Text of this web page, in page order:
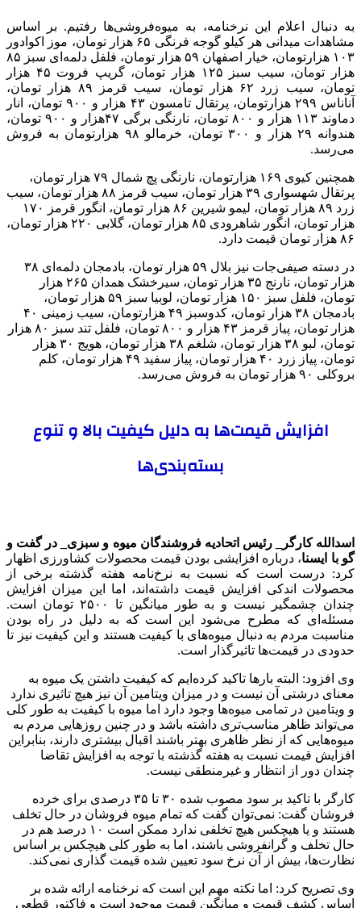
به دنبال اعلام این نرخنامه، به میوه‌فروشی‌ها رفتیم. بر اساس
مشاهدات میدانی هر کیلو گوجه فرنگی ۶۵ هزار تومان، موز اکوادور
۱۰۳ هزارتومان، خیار اصفهان ۵۹ هزار تومان، فلفل دلمه‌ای سبز ۸۵
هزار تومان، سیب سبز ۱۲۵ هزار تومان، گریپ فروت ۴۵ هزار
تومان، سیب زرد ۶۲ هزار تومان، سیب قرمز ۸۹ هزار تومان،
آناناس ۲۹۹ هزارتومان، پرتقال تامسون ۴۳ هزار و ۹۰۰ تومان، انار
دماوند ۱۱۳ هزار و ۸۰۰ تومان، نارنگی برگی ۴۷هزار و ۹۰۰ تومان،
هندوانه ۲۹ هزار و ۳۰۰ تومان، خرمالو ۹۸ هزارتومان به فروش
می‌رسد.
همچنین کیوی ۱۶۹ هزارتومان، نارنگی پچ شمال ۷۹ هزار تومان،
پرتقال شهسواری ۳۹ هزار تومان، سیب قرمز ۸۸ هزار تومان، سیب
زرد ۸۹ هزار تومان، لیمو شیرین ۸۶ هزار تومان، انگور قرمز ۱۷۰
هزار تومان، انگور شاهرودی ۸۵ هزار تومان، گلابی ۲۲۰ هزار تومان،
۸۶ هزار تومان قیمت دارد.
در دسته صیفی‌جات نیز بلال ۵۹ هزار تومان، بادمجان دلمه‌ای ۳۸
هزار تومان، نارنج ۳۵ هزار تومان، سیرخشک همدان ۲۶۵ هزار
تومان، فلفل سبز ۱۵۰ هزار تومان، لوبیا سبز ۵۹ هزار تومان،
بادمجان ۳۸ هزار تومان، کدوسبز ۴۹ هزارتومان، سیب زمینی ۴۰
هزار تومان، پیاز قرمز ۴۳ هزار و ۸۰۰ تومان، فلفل تند سبز ۸۰ هزار
تومان، لبو ۳۸ هزار تومان، شلغم ۳۸ هزار تومان، هویج ۳۰ هزار
تومان، پیاز زرد ۴۰ هزار تومان، پیاز سفید ۴۹ هزار تومان، کلم
بروکلی ۹۰ هزار تومان به فروش می‌رسد.
افزایش قیمت‌ها به دلیل کیفیت بالا و تنوع
بسته‌بندی‌ها
اسدالله کارگر_ رئیس اتحادیه فروشندگان میوه و سبزی_ در گفت و
گو با ایسنا، درباره افزایشی بودن قیمت محصولات کشاورزی اظهار
کرد: درست است که نسبت به نرخ‌نامه هفته گذشته برخی از
محصولات اندکی افزایش قیمت داشته‌اند، اما این میزان افزایش
چندان چشمگیر نیست و به طور میانگین تا ۲۵۰۰ تومان است.
مسئله‌ای که مطرح می‌شود این است که به دلیل در راه بودن
مناسبت مردم به دنبال میوه‌های با کیفیت هستند و این کیفیت نیز تا
حدودی در قیمت‌ها تاثیرگذار است.
وی افزود: البته بارها تاکید کرده‌ایم که کیفیت داشتن یک میوه به
معنای درشتی آن نیست و در میزان ویتامین آن نیز هیچ تاثیری ندارد
و ویتامین در تمامی میوه‌ها وجود دارد اما میوه با کیفیت به طور کلی
می‌تواند ظاهر مناسب‌تری داشته باشد و در چنین روزهایی مردم به
میوه‌هایی که از نظر ظاهری بهتر باشند اقبال بیشتری دارند، بنابراین
افزایش قیمت نسبت به هفته گذشته با توجه به افزایش تقاضا
چندان دور از انتظار و غیرمنطقی نیست.
کارگر با تاکید بر سود مصوب شده ۳۰ تا ۳۵ درصدی برای خرده
فروشان گفت: نمی‌توان گفت که تمام میوه فروشان در حال تخلف
هستند و یا هیچکس هیچ تخلفی ندارد ممکن است ۱۰ درصد هم در
حال تخلف و گرانفروشی باشند، اما به طور کلی هیچکس بر اساس
نظارت‌ها، بیش از آن نرخ سود تعیین شده قیمت گذاری نمی‌کند.
وی تصریح کرد: اما نکته مهم این است که نرخنامه ارائه شده بر
اساس کشف قیمت و میانگین قیمت موجود است و فاکتور قطعی